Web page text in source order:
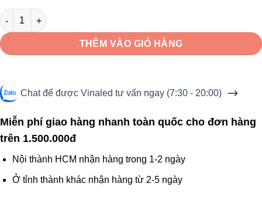
Nguồn AC VPW-100W24VAC-WP AC24V Vinaled số lượng
THÊM VÀO GIỎ HÀNG
Chat để được Vinaled tư vấn ngay (7:30 - 20:00)
Miễn phí giao hàng nhanh toàn quốc cho đơn hàng
trên 1.500.000đ
Nội thành HCM nhận hàng trong 1-2 ngày
Ở tỉnh thành khác nhận hàng từ 2-5 ngày